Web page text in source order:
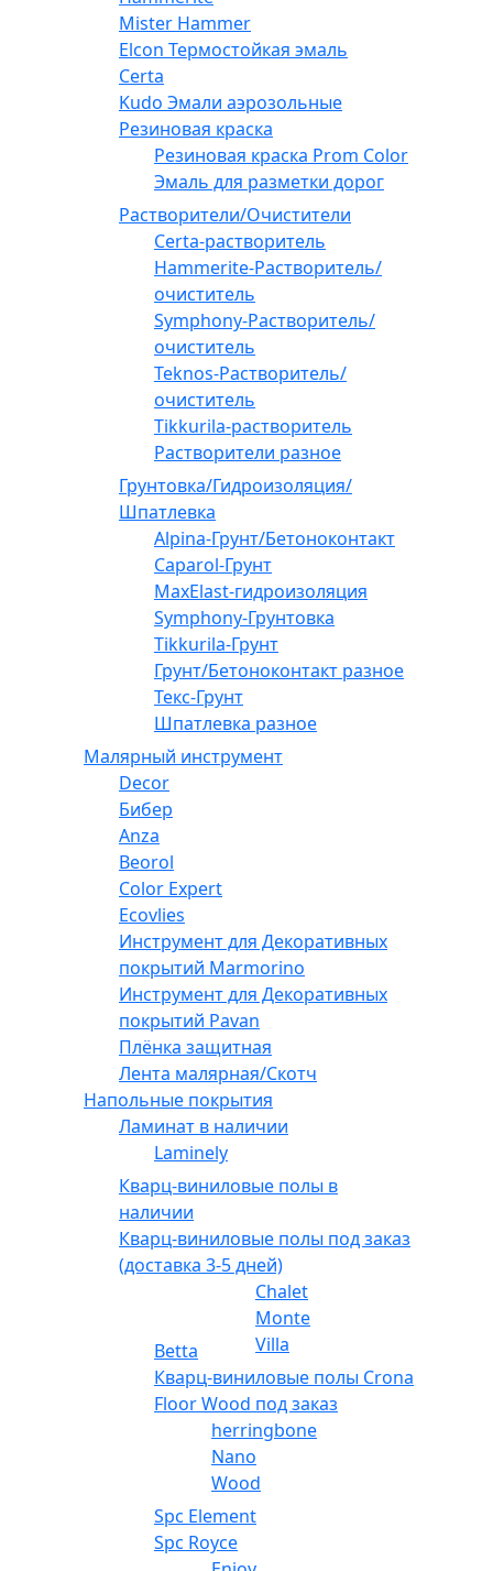
Mister Hammer
Elcon Термостойкая эмаль
Certa
Kudo Эмали аэрозольные
Резиновая краска
Резиновая краска Prom Color
Эмаль для разметки дорог
Растворители/Очистители
Certa-растворитель
Hammerite-Растворитель/
очиститель
Symphony-Растворитель/
очиститель
Teknos-Растворитель/
очиститель
Tikkurila-растворитель
Растворители разное
Грунтовка/Гидроизоляция/
Шпатлевка
Alpina-Грунт/Бетоноконтакт
Caparol-Грунт
MaxElast-гидроизоляция
Symphony-Грунтовка
Tikkurila-Грунт
Грунт/Бетоноконтакт разное
Текс-Грунт
Шпатлевка разное
Малярный инструмент
Decor
Бибер
Anza
Beorol
Color Expert
Ecovlies
Инструмент для Декоративных
покрытий Marmorino
Инструмент для Декоративных
покрытий Pavan
Плёнка защитная
Лента малярная/Скотч
Напольные покрытия
Ламинат в наличии
Laminely
Кварц-виниловые полы в
наличии
Кварц-виниловые полы под заказ
(доставка 3-5 дней)
Betta
Chalet
Monte
Villa
Кварц-виниловые полы Crona
Floor Wood под заказ
herringbone
Nano
Wood
Spc Element
Spc Royce